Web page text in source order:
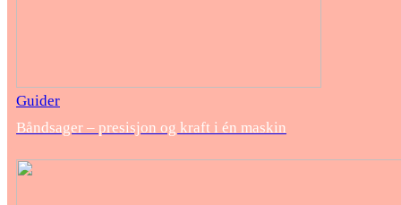
Guider
Båndsager – presisjon og kraft i én maskin